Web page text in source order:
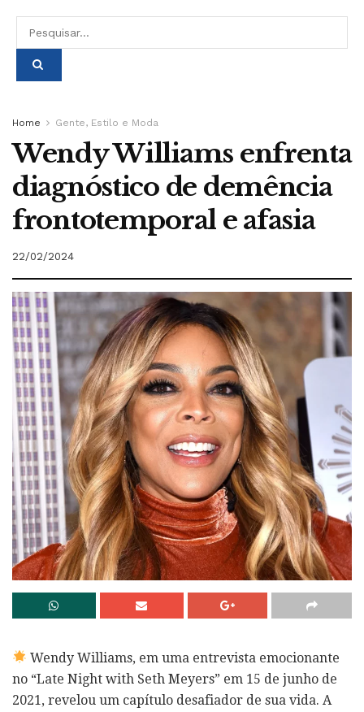
Home Gente, Estilo e Moda
Wendy Williams enfrenta
diagnóstico de demência
frontotemporal e afasia
22/02/2024
Wendy Williams, em uma entrevista emocionante
no “Late Night with Seth Meyers” em 15 de junho de
2021, revelou um capítulo desafiador de sua vida. A